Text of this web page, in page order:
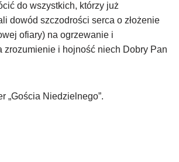
do wszystkich, którzy już
dowód szczodrości serca o złożenie
ofiary) na ogrzewanie i
zrozumienie i hojność niech Dobry Pan
„Gościa Niedzielnego”.